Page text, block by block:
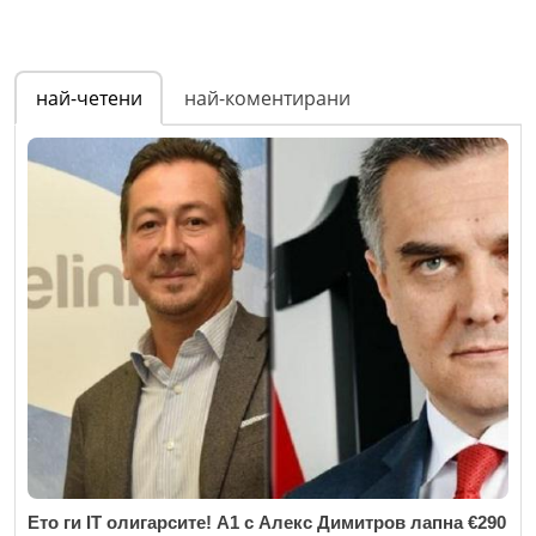
най-четени най-коментирани
Ето ги IT олигарсите! А1 с Алекс Димитров лапна €290